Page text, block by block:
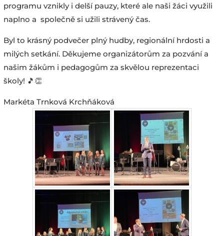
programu vznikly i delší pauzy, které ale naši žáci využili
naplno a společně si užili strávený čas.
Byl to krásný podvečer plný hudby, regionální hrdosti a
milých setkání. Děkujeme organizátorům za pozvání a
našim žákům i pedagogům za skvělou reprezentaci
školy! 🎵👏
Markéta Trnková Krchňáková